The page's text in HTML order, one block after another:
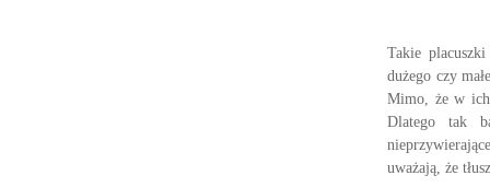
Takie
dużego czy
Mimo, że w ich
Dlatego tak
uważają, że